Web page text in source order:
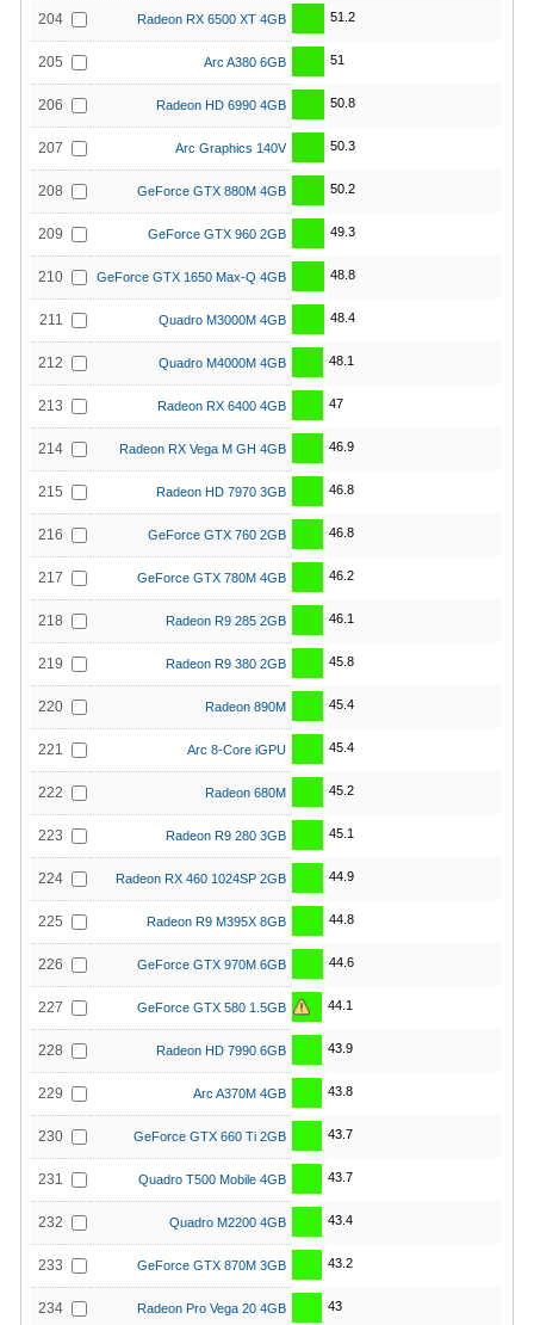
204 Radeon RX 6500 XT 4GB 51.2
205 Arc A380 6GB 51
206 Radeon HD 6990 4GB 50.8
207 Arc Graphics 140V 50.3
208 GeForce GTX 880M 4GB 50.2
209 GeForce GTX 960 2GB 49.3
210 GeForce GTX 1650 Max-Q 4GB 48.8
211 Quadro M3000M 4GB 48.4
212 Quadro M4000M 4GB 48.1
213 Radeon RX 6400 4GB 47
214 Radeon RX Vega M GH 4GB 46.9
215 Radeon HD 7970 3GB 46.8
216 GeForce GTX 760 2GB 46.8
217 GeForce GTX 780M 4GB 46.2
218 Radeon R9 285 2GB 46.1
219 Radeon R9 380 2GB 45.8
220 Radeon 890M 45.4
221 Arc 8-Core iGPU 45.4
222 Radeon 680M 45.2
223 Radeon R9 280 3GB 45.1
224 Radeon RX 460 1024SP 2GB 44.9
225 Radeon R9 M395X 8GB 44.8
226 GeForce GTX 970M 6GB 44.6
227 GeForce GTX 580 1.5GB 44.1
228 Radeon HD 7990 6GB 43.9
229 Arc A370M 4GB 43.8
230 GeForce GTX 660 Ti 2GB 43.7
231 Quadro T500 Mobile 4GB 43.7
232 Quadro M2200 4GB 43.4
233 GeForce GTX 870M 3GB 43.2
234 Radeon Pro Vega 20 4GB 43